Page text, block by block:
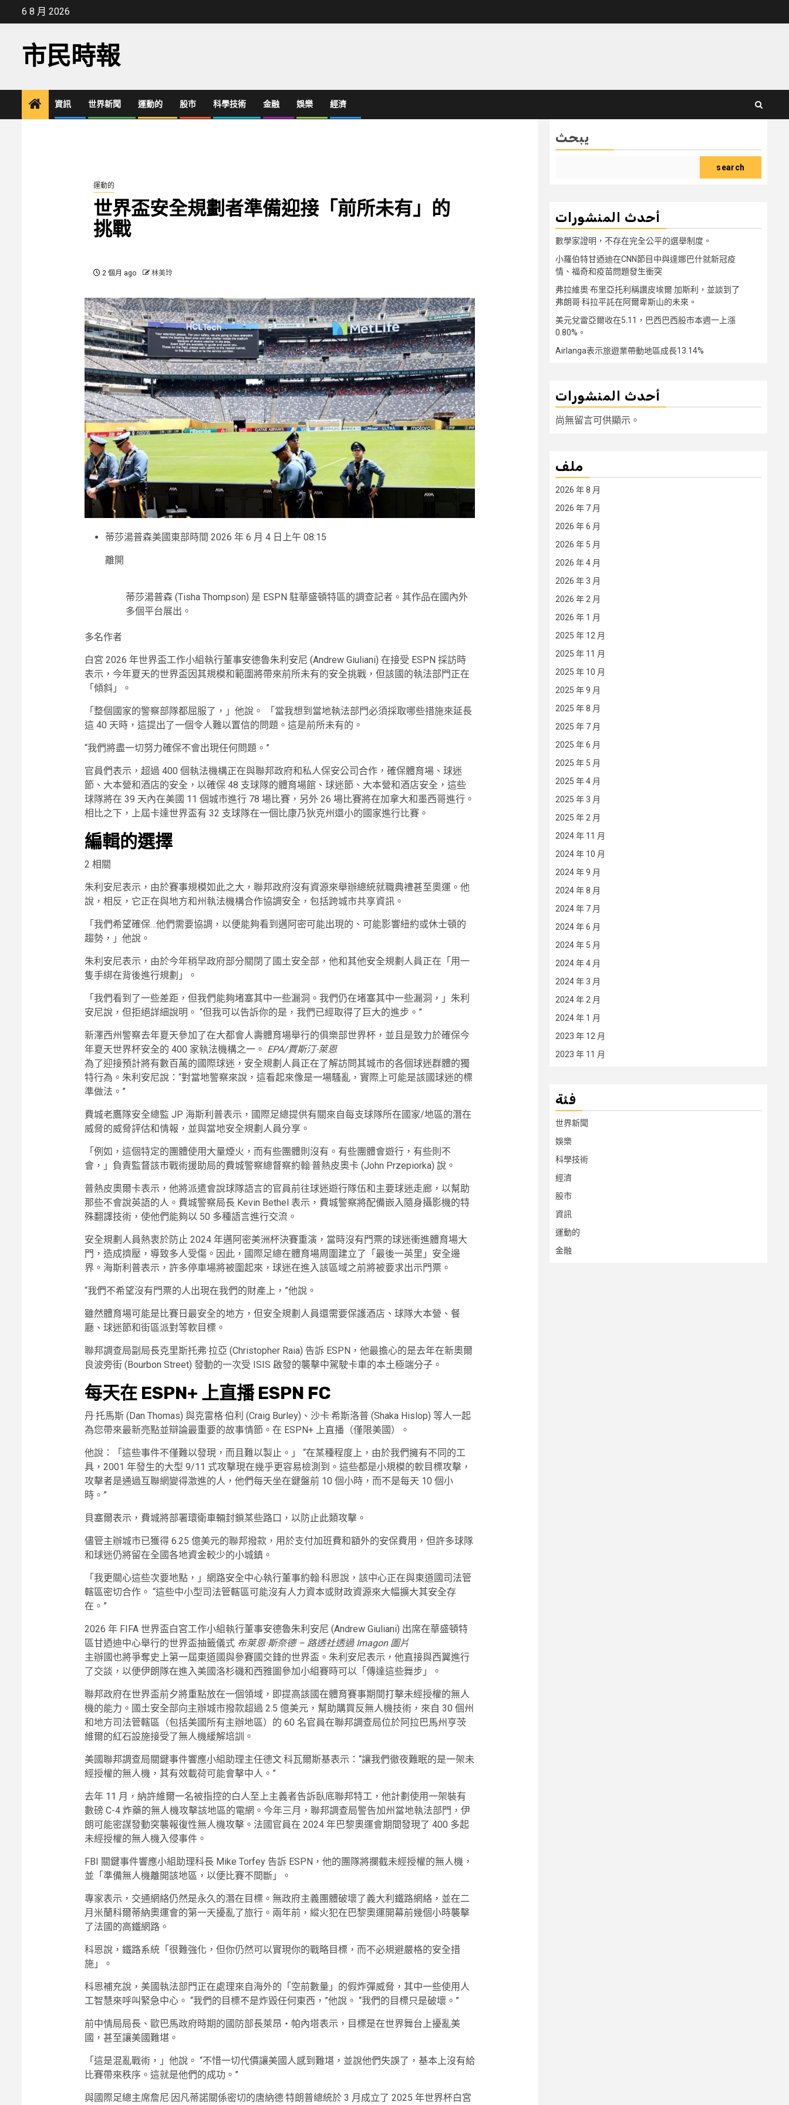
6 8 月 2026
市民時報
資訊 世界新聞 運動的 股市 科學技術 金融 娛樂 經濟
運動的
世界盃安全規劃者準備迎接「前所未有」的
挑戰
2 個月 ago 林美玲
蒂莎湯普森美國東部時間 2026 年 6 月 4 日上午 08:15
離開
蒂莎湯普森 (Tisha Thompson) 是 ESPN 駐華盛頓特區的調查記者。其作品在國內外
多個平台展出。
多名作者
白宮 2026 年世界盃工作小組執行董事安德魯朱利安尼 (Andrew Giuliani) 在接受 ESPN 採訪時
表示，今年夏天的世界盃因其規模和範圍將帶來前所未有的安全挑戰，但該國的執法部門正在
「傾斜」。
「整個國家的警察部隊都屈服了，」他說。 「當我想到當地執法部門必須採取哪些措施來延長
這 40 天時，這提出了一個令人難以置信的問題。這是前所未有的。
“我們將盡一切努力確保不會出現任何問題。”
官員們表示，超過 400 個執法機構正在與聯邦政府和私人保安公司合作，確保體育場、球迷
節、大本營和酒店的安全，以確保 48 支球隊的體育場館、球迷節、大本營和酒店安全，這些
球隊將在 39 天內在美國 11 個城市進行 78 場比賽，另外 26 場比賽將在加拿大和墨西哥進行。
相比之下，上屆卡達世界盃有 32 支球隊在一個比康乃狄克州還小的國家進行比賽。
編輯的選擇
2 相關
朱利安尼表示，由於賽事規模如此之大，聯邦政府沒有資源來舉辦總統就職典禮甚至奧運。他
說，相反，它正在與地方和州執法機構合作協調安全，包括跨城市共享資訊。
「我們希望確保…他們需要協調，以便能夠看到邁阿密可能出現的、可能影響紐約或休士頓的
趨勢，」他說。
朱利安尼表示，由於今年稍早政府部分關閉了國土安全部，他和其他安全規劃人員正在「用一
隻手綁在背後進行規劃」。
「我們看到了一些差距，但我們能夠堵塞其中一些漏洞。我們仍在堵塞其中一些漏洞，」朱利
安尼說，但拒絕詳細說明。 “但我可以告訴你的是，我們已經取得了巨大的進步。”
新澤西州警察去年夏天參加了在大都會人壽體育場舉行的俱樂部世界杯，並且是致​​力於確保今
年夏天世界杯安全的 400 家執法機構之一。 EPA/賈斯汀·萊恩
為了迎接預計將有數百萬的國際球迷，安全規劃人員正在了解訪問其城市的各個球迷群體的獨
特行為。朱利安尼說：“對當地警察來說，這看起來像是一場騷亂，實際上可能是該國球迷的標
準做法。”
費城老鷹隊安全總監 JP 海斯利普表示，國際足總提供有關來自每支球隊所在國家/地區的潛在
威脅的威脅評估和情報，並與當地安全規劃人員分享。
「例如，這個特定的團體使用大量煙火，而有些團體則沒有。有些團體會遊行，有些則不
會，」負責監督該市戰術援助局的費城警察總督察約翰·普熱皮奧卡 (John Przepiorka) 說。
普熱皮奧爾卡表示，他將派遣會說球隊語言的官員前往球迷遊行隊伍和主要球迷走廊，以幫助
那些不會說英語的人。費城警察局長 Kevin Bethel 表示，費城警察將配備嵌入隨身攝影機的特
殊翻譯技術，使他們能夠以 50 多種語言進行交流。
安全規劃人員熱衷於防止 2024 年邁阿密美洲杯決賽重演，當時沒有門票的球迷衝進體育場大
門，造成擠壓，導致多人受傷。因此，國際足總在體育場周圍建立了「最後一英里」安全邊
界。海斯利普表示，許多停車場將被圍起來，球迷在進入該區域之前將被要求出示門票。
“我們不希望沒有門票的人出現在我們的財產上，”他說。
雖然體育場可能是比賽日最安全的地方，但安全規劃人員還需要保護酒店、球隊大本營、餐
廳、球迷節和街區派對等軟目標。
聯邦調查局副局長克里斯托弗·拉亞 (Christopher Raia) 告訴 ESPN，他最擔心的是去年在新奧爾
良波旁街 (Bourbon Street) 發動的一次受 ISIS 啟發的襲擊中駕駛卡車的本土極端分子。
每天在 ESPN+ 上直播 ESPN FC
丹·托馬斯 (Dan Thomas) 與克雷格·伯利 (Craig Burley)、沙卡·希斯洛普 (Shaka Hislop) 等人一起
為您帶來最新亮點並辯論最重要的故事情節。在 ESPN+ 上直播（僅限美國）。
他說：「這些事件不僅難以發現，而且難以製止。」 “在某種程度上，由於我們擁有不同的工
具，2001 年發生的大型 9/11 式攻擊現在幾乎更容易檢測到。這些都是小規模的軟目標攻擊，
攻擊者是通過互聯網變得激進的人，他們每天坐在鍵盤前 10 個小時，而不是每天 10 個小
時。”
貝塞爾表示，費城將部署環衛車輛封鎖某些路口，以防止此類攻擊。
儘管主辦城市已獲得 6.25 億美元的聯邦撥款，用於支付加班費和額外的安保費用，但許多球隊
和球迷仍將留在全國各地資金較少的小城鎮。
「我更關心這些次要地點，」網路安全中心執行董事約翰·科恩說，該中心正在與東道國司法管
轄區密切合作。 “這些中小型司法管轄區可能沒有人力資本或財政資源來大幅擴大其安全存
在。”
2026 年 FIFA 世界盃白宮工作小組執行董事安德魯朱利安尼 (Andrew Giuliani) 出席在華盛頓特
區甘迺迪中心舉行的世界盃抽籤儀式 布萊恩·斯奈德 – 路透社透過 Imagon 圖片
主辦國也將爭奪史上第一屆東道國與參賽國交鋒的世界盃。朱利安尼表示，他直接與西翼進行
了交談，以便伊朗隊在進入美國洛杉磯和西雅圖參加小組賽時可以「傳達這些舞步」。
聯邦政府在世界盃前夕將重點放在一個領域，即提高該國在體育賽事期間打擊未經授權的無人
機的能力。國土安全部向主辦城市撥款超過 2.5 億美元，幫助購買反無人機技術，來自 30 個州
和地方司法管轄區（包括美國所有主辦地區）的 60 名官員在聯邦調查局位於阿拉巴馬州亨茨
維爾的紅石設施接受了無人機緩解培訓。
美國聯邦調查局關鍵事件響應小組助理主任德文·科瓦爾斯基表示：“讓我們徹夜難眠的是一架未
經授權的無人機，其有效載荷可能會擊中人。”
去年 11 月，納許維爾一名被指控的白人至上主義者告訴臥底聯邦特工，他計劃使用一架裝有
數磅 C-4 炸藥的無人機攻擊該地區的電網。今年三月，聯邦調查局警告加州當地執法部門，伊
朗可能密謀發動突襲報復性無人機攻擊。法國官員在 2024 年巴黎奧運會期間發現了 400 多起
未經授權的無人機入侵事件。
FBI 關鍵事件響應小組助理科長 Mike Torfey 告訴 ESPN，他的團隊將攔截未經授權的無人機，
並「準備無人機離開該地區，以便比賽不間斷」。
專家表示，交通網絡仍然是永久的潛在目標。無政府主義團體破壞了義大利鐵路網絡，並在二
月米蘭科爾蒂納奧運會的第一天擾亂了旅行。兩年前，縱火犯在巴黎奧運開幕前幾個小時襲擊
了法國的高鐵網路。
科恩說，鐵路系統「很難強化，但你仍然可以實現你的戰略目標，而不必規避嚴格的安全措
施」。
科恩補充說，美國執法部門正在處理來自海外的「空前數量」的假炸彈威脅，其中一些使用人
工智慧來呼叫緊急中心。 “我們的目標不是炸毀任何東西，”他說。 “我們的目標只是破壞。”
前中情局局長、歐巴馬政府時期的國防部長萊昂‧帕內塔表示，目標是在世界舞台上擾亂美
國，甚至讓美國難堪。
「這是混亂戰術，」他說。 “不惜一切代價讓美國人感到難堪，並說他們失誤了，基本上沒有給
比賽帶來秩序。這就是他們的成功。”
與國際足總主席詹尼·因凡蒂諾關係密切的唐納德·特朗普總統於 3 月成立了 2025 年世界杯白宮
يبحث
search
أحدث المنشورات
數學家證明，不存在完全公平的選舉制度。
小羅伯特甘迺迪在CNN節目中與達娜巴什就新冠疫
情、福奇和疫苗問題發生衝突
弗拉維奧·布里亞托利稱讚皮埃爾·加斯利，並談到了
弗朗哥·科拉平託在阿爾卑斯山的未來。
美元兌雷亞爾收在5.11，巴西巴西股市本週一上漲
0.80%。
Airlanga表示旅遊業帶動地區成長13.14%
أحدث المنشورات
尚無留言可供顯示。
ملف
2026 年 8 月
2026 年 7 月
2026 年 6 月
2026 年 5 月
2026 年 4 月
2026 年 3 月
2026 年 2 月
2026 年 1 月
2025 年 12 月
2025 年 11 月
2025 年 10 月
2025 年 9 月
2025 年 8 月
2025 年 7 月
2025 年 6 月
2025 年 5 月
2025 年 4 月
2025 年 3 月
2025 年 2 月
2024 年 11 月
2024 年 10 月
2024 年 9 月
2024 年 8 月
2024 年 7 月
2024 年 6 月
2024 年 5 月
2024 年 4 月
2024 年 3 月
2024 年 2 月
2024 年 1 月
2023 年 12 月
2023 年 11 月
فئة
世界新聞
娛樂
科學技術
經濟
股市
資訊
運動的
金融